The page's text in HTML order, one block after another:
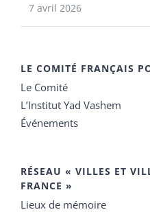
7 avril 2026
LE COMITÉ FRANÇAIS
Le Comité
L’Institut Yad Vashem
Événements
RÉSEAU « VILLES ET
FRANCE »
Lieux de mémoire